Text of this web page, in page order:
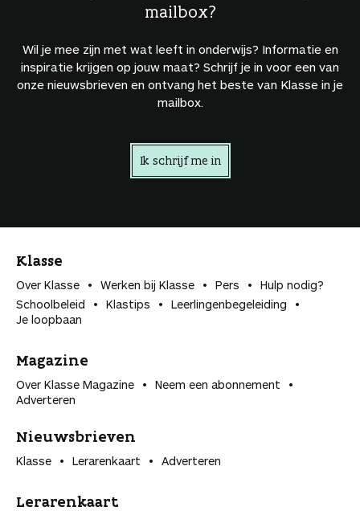
mailbox?
Wil je mee zijn met wat leeft in onderwijs? Informatie en
inspiratie krijgen op jouw maat? Schrijf je in voor een van
onze nieuwsbrieven en ontvang het beste van Klasse in je
mailbox.
Ik schrijf me in
Klasse
Over Klasse Werken bij Klasse Pers
Hulp nodig?
Schoolbeleid
Klastips
Leerlingen­begeleiding
Je loopbaan
Magazine
Over Klasse Magazine
Neem een abonnement
Adverteren
Nieuwsbrieven
Klasse Lerarenkaart Adverteren
Lerarenkaart